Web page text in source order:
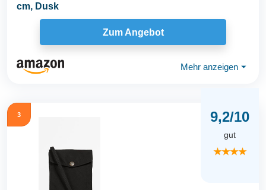
cm, Dusk
Zum Angebot
Mehr anzeigen ⏷
3 9,2/10
gut
★★★★